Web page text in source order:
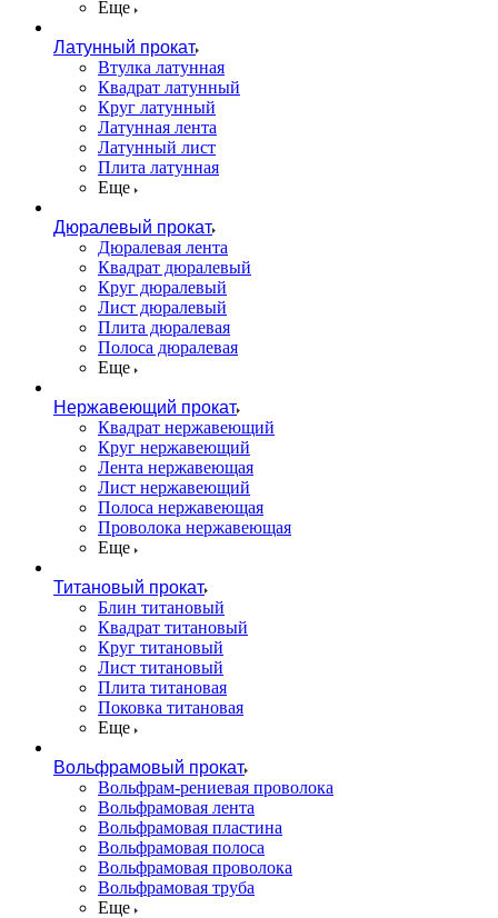
Еще
Латунный прокат
Втулка латунная
Квадрат латунный
Круг латунный
Латунная лента
Латунный лист
Плита латунная
Еще
Дюралевый прокат
Дюралевая лента
Квадрат дюралевый
Круг дюралевый
Лист дюралевый
Плита дюралевая
Полоса дюралевая
Еще
Нержавеющий прокат
Квадрат нержавеющий
Круг нержавеющий
Лента нержавеющая
Лист нержавеющий
Полоса нержавеющая
Проволока нержавеющая
Еще
Титановый прокат
Блин титановый
Квадрат титановый
Круг титановый
Лист титановый
Плита титановая
Поковка титановая
Еще
Вольфрамовый прокат
Вольфрам-рениевая проволока
Вольфрамовая лента
Вольфрамовая пластина
Вольфрамовая полоса
Вольфрамовая проволока
Вольфрамовая труба
Еще